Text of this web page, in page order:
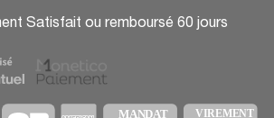
Satisfait ou remboursé 60 jours